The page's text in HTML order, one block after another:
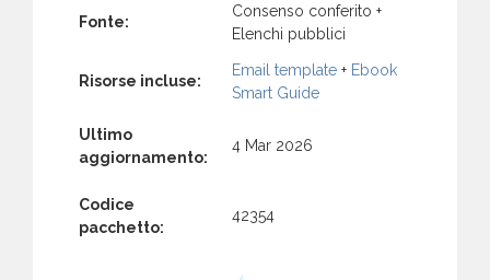
Fonte:
Consenso conferito +
Elenchi pubblici
Risorse incluse:
Email template + Ebook
Smart Guide
Ultimo
aggiornamento:
4 Mar 2026
Codice
pacchetto:
42354